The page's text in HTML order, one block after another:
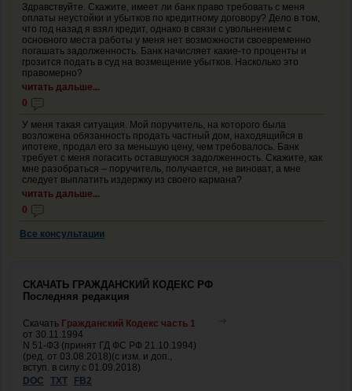
Здравствуйте. Скажите, имеет ли банк право требовать с меня
оплаты неустойки и убытков по кредитному договору? Дело в том,
что год назад я взял кредит, однако в связи с увольнением с
основного места работы у меня нет возможности своевременно
погашать задолженность. Банк начисляет какие-то проценты и
грозится подать в суд на возмещение убытков. Насколько это
правомерно?
читать дальше...
0
У меня такая ситуация. Мой поручитель, на которого была
возложена обязанность продать частный дом, находящийся в
ипотеке, продал его за меньшую цену, чем требовалось. Банк
требует с меня погасить оставшуюся задолженность. Скажите, как
мне разобраться – поручитель, получается, не виноват, а мне
следует выплатить издержку из своего кармана?
читать дальше...
0
Все консультации
СКАЧАТЬ ГРАЖДАНСКИЙ КОДЕКС РФ
Последняя редакция
Скачать Гражданский Кодекс часть 1
от 30.11.1994
N 51-ФЗ (принят ГД ФС РФ 21.10.1994)
(ред. от 03.08.2018)(с изм. и доп.,
вступ. в силу с 01.09.2018)
DOC
TXT FB2